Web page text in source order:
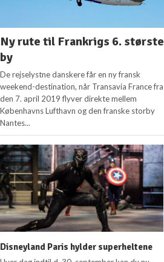
Ny rute til Frankrigs 6. største
by
De rejselystne danskere får en ny fransk
weekend-destination, når Transavia France fra
den 7. april 2019 flyver direkte mellem
Københavns Lufthavn og den franske storby
Nantes...
Disneyland Paris hylder superheltene